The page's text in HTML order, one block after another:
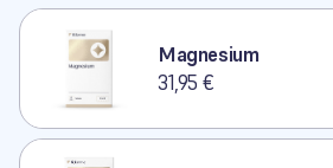
Magnesium
31,95 €